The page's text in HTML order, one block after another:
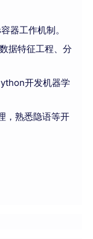
器工作机制。
据特征工程、分
开发机器学
，熟悉隐语等开